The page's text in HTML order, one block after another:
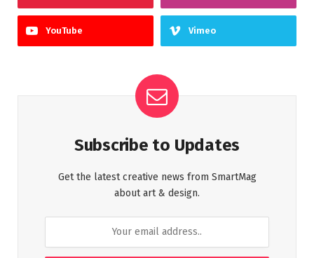
YouTube Vimeo
Subscribe to Updates
Get the latest creative news from SmartMag
about art & design.